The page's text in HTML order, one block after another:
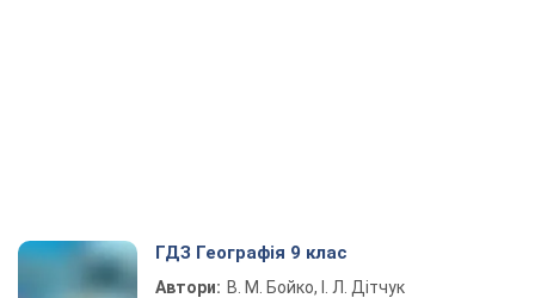
ГДЗ Географія 9 клас
Автори: В. М. Бойко, І. Л. Дітчук